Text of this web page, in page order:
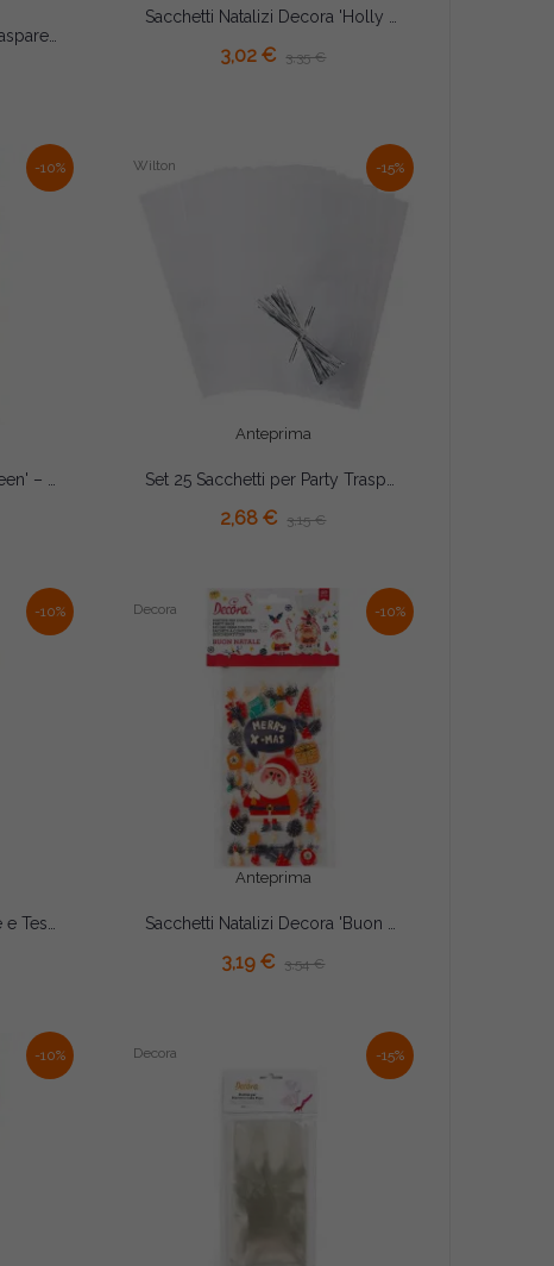
200 Buste Cast Neutre Trasparenti 40×48cm – Spessore 35 Micron | Sacchetti Alimentari per Dolci, Panettoni e Colombe...
3,02 € 3,35 €
-10% -15%
Anteprima
Wilton
2,68 € 3,15 €
AGGIUNGI AL CARRELLO
-10% -10%
Anteprima
Decora
3,19 € 3,54 €
-10% -15%
Decora